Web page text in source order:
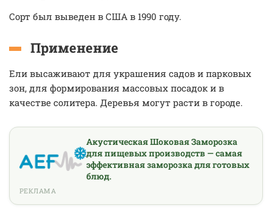
Сорт был выведен в США в 1990 году.
Применение
Ели высаживают для украшения садов и парковых
зон, для формирования массовых посадок и в
качестве cолитера. Деревья могут расти в городе.
Акустическая Шоковая Заморозка
для пищевых производств — самая
эффективная заморозка для готовых
блюд.
РЕКЛАМА